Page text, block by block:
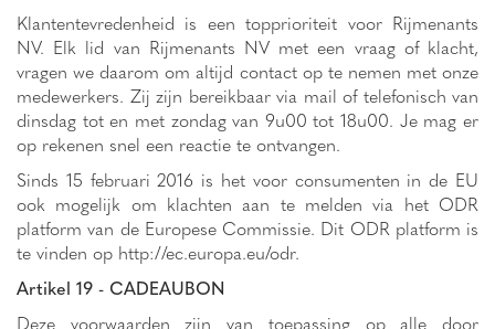
Klantentevredenheid is een topprioriteit voor Rijmenants
NV. Elk lid van Rijmenants NV met een vraag of klacht,
vragen we daarom om altijd contact op te nemen met onze
medewerkers. Zij zijn bereikbaar via mail of telefonisch van
dinsdag tot en met zondag van 9u00 tot 18u00. Je mag er
op rekenen snel een reactie te ontvangen.
Sinds 15 februari 2016 is het voor consumenten in de EU
ook mogelijk om klachten aan te melden via het ODR
platform van de Europese Commissie. Dit ODR platform is
te vinden op http://ec.europa.eu/odr.
Artikel 19 - CADEAUBON
Deze voorwaarden zijn van toepassing op alle door